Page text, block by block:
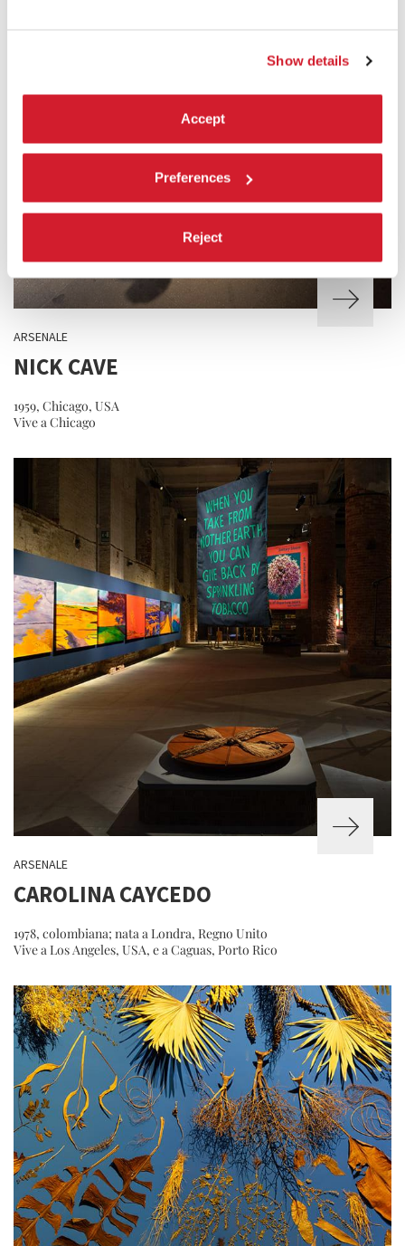
Show details
Accept
Preferences
Reject
ARSENALE
NICK CAVE
1959, Chicago, USA
Vive a Chicago
ARSENALE
CAROLINA CAYCEDO
1978, colombiana; nata a Londra, Regno Unito
Vive a Los Angeles, USA, e a Caguas, Porto Rico